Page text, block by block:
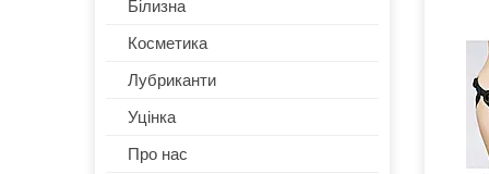
Білизна
Косметика
Лубриканти
Уцінка
Про нас